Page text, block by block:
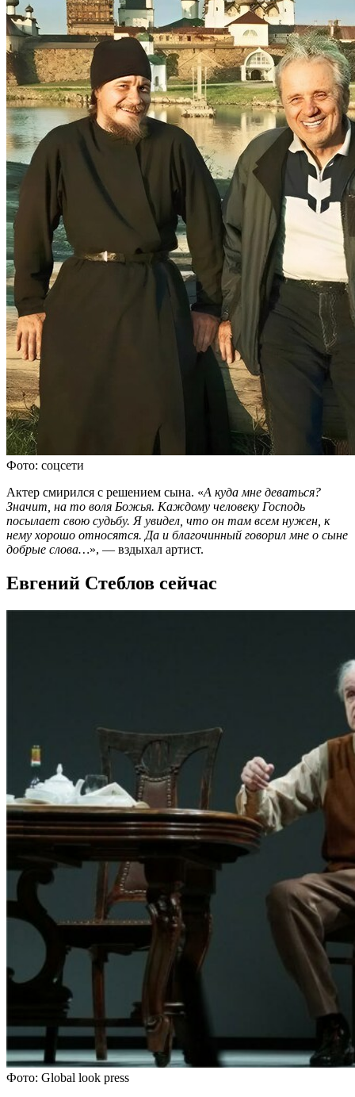
Фото: соцсети
Актер смирился с решением сына. «А куда мне деваться?
Значит, на то воля Божья. Каждому человеку Господь
посылает свою судьбу. Я увидел, что он там всем нужен, к
нему хорошо относятся. Да и благочинный говорил мне о сыне
добрые слова…», — вздыхал артист.
Евгений Стеблов сейчас
Фото: Global look press